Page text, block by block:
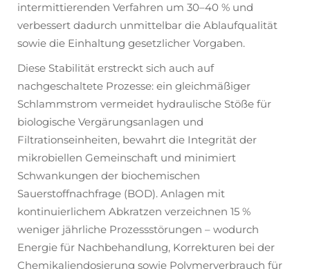
intermittierenden Verfahren um 30–40 % und
verbessert dadurch unmittelbar die Ablaufqualität
sowie die Einhaltung gesetzlicher Vorgaben.
Diese Stabilität erstreckt sich auch auf
nachgeschaltete Prozesse: ein gleichmäßiger
Schlammstrom vermeidet hydraulische Stöße für
biologische Vergärungsanlagen und
Filtrationseinheiten, bewahrt die Integrität der
mikrobiellen Gemeinschaft und minimiert
Schwankungen der biochemischen
Sauerstoffnachfrage (BOD). Anlagen mit
kontinuierlichem Abkratzen verzeichnen 15 %
weniger jährliche Prozessstörungen – wodurch
Energie für Nachbehandlung, Korrekturen bei der
Chemikaliendosierung sowie Polymerverbrauch für